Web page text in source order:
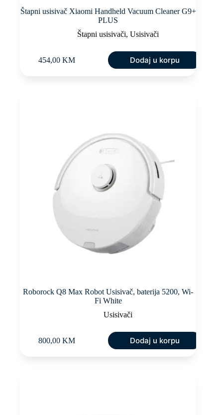
Štapni usisivač Xiaomi Handheld Vacuum Cleaner G9+
PLUS
Štapni usisivači,Usisivači
454,00 KM Dodaj u korpu
Roborock Q8 Max Robot Usisivač, baterija 5200, Wi-
Fi White
Usisivači
800,00 KM Dodaj u korpu